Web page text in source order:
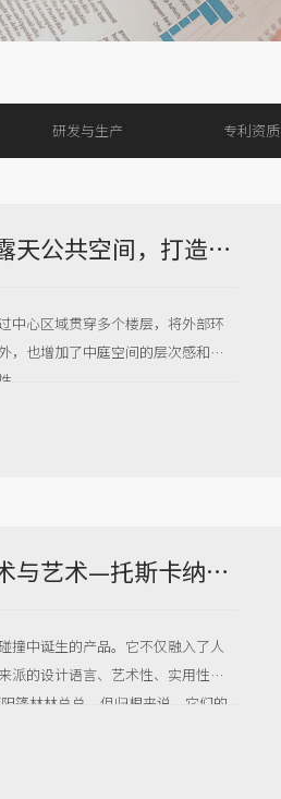
研发与生产 专利资质
托斯卡纳外遮阳：利用好露天公共空间，打造颜值与功能兼具的网红商业广场
中心区域贯穿多个楼层，将外部环
，也增加了中庭空间的层次感和纵
托斯卡纳电动遮阳棚：技术与艺术—托斯卡纳打造完美商业室外空间的秘密？
撞中诞生的产品。它不仅融入了人
派的设计语言、艺术性、实用性方
篷林林总总，但归根来说，它们的
足大面积的室外商业空间需求，这